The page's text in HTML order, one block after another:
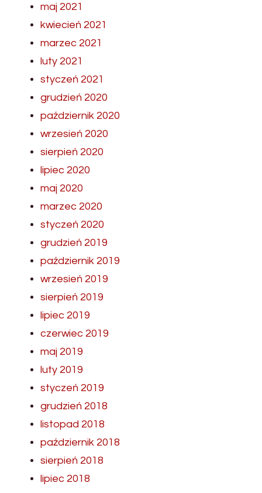
maj 2021
kwiecień 2021
marzec 2021
luty 2021
styczeń 2021
grudzień 2020
październik 2020
wrzesień 2020
sierpień 2020
lipiec 2020
maj 2020
marzec 2020
styczeń 2020
grudzień 2019
październik 2019
wrzesień 2019
sierpień 2019
lipiec 2019
czerwiec 2019
maj 2019
luty 2019
styczeń 2019
grudzień 2018
listopad 2018
październik 2018
sierpień 2018
lipiec 2018